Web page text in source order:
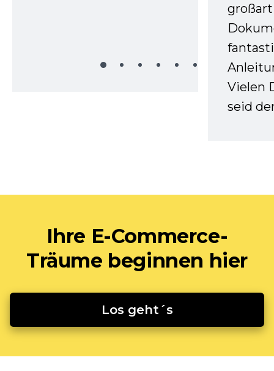
Vielen
seid
Ihre E-Commerce-
Träume beginnen hier
Los geht´s